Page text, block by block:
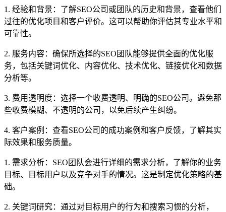
1. 经验和背景：了解SEO公司或团队的历史和背景，查看他们
过往的优化项目和客户评价。这可以帮助你评估其专业水平和
可靠性。
2. 服务内容：确保所选择的SEO团队能够提供全面的优化服
务，包括关键词优化、内容优化、技术优化、链接优化和数据
分析等。
3. 费用透明度：选择一个收费透明、明确的SEO公司。避免那
些收费模糊、不透明的公司，以免后续产生纠纷。
4. 客户案例：查看SEO公司的成功案例和客户反馈，了解其实
际效果和服务质量。
1. 需求分析：SEO团队会进行详细的需求分析，了解你的业务
目标、目标用户以及竞争对手的情况。这是制定优化策略的基
础。
2. 关键词研究：通过对目标用户的行为和搜索习惯的分析，